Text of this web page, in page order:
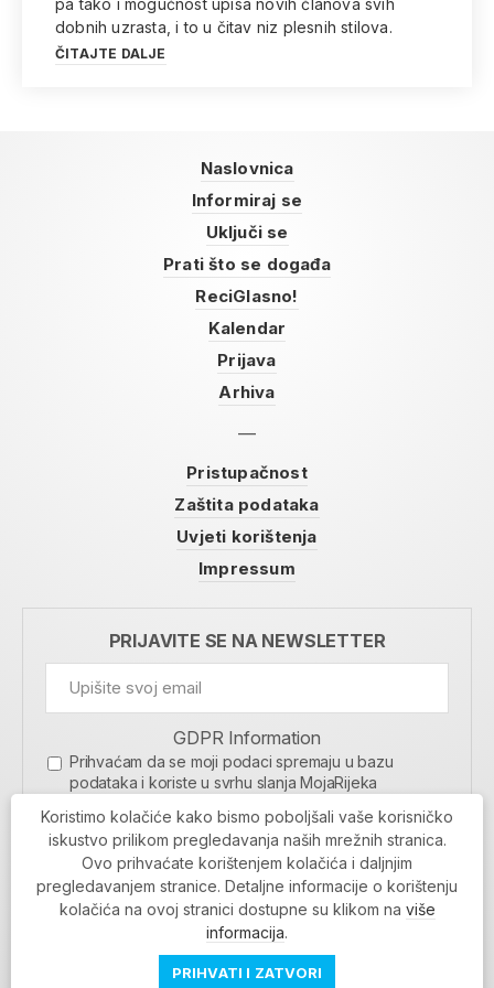
pa tako i mogućnost upisa novih članova svih
dobnih uzrasta, i to u čitav niz plesnih stilova.
ČITAJTE DALJE
Naslovnica
Informiraj se
Uključi se
Prati što se događa
ReciGlasno!
Kalendar
Prijava
Arhiva
Pristupačnost
Zaštita podataka
Uvjeti korištenja
Impressum
PRIJAVITE SE NA NEWSLETTER
GDPR Information
Prihvaćam da se moji podaci spremaju u bazu
podataka i koriste u svrhu slanja MojaRijeka
MOJARIJEKA NEWSLETTER
PRIJAVI SE
Povratak na vrh
Koristimo kolačiće kako bismo poboljšali vaše korisničko
iskustvo prilikom pregledavanja naših mrežnih stranica.
Ovo prihvaćate korištenjem kolačića i daljnjim
pregledavanjem stranice. Detaljne informacije o korištenju
kolačića na ovoj stranici dostupne su klikom na više
informacija.
PRIHVATI I ZATVORI